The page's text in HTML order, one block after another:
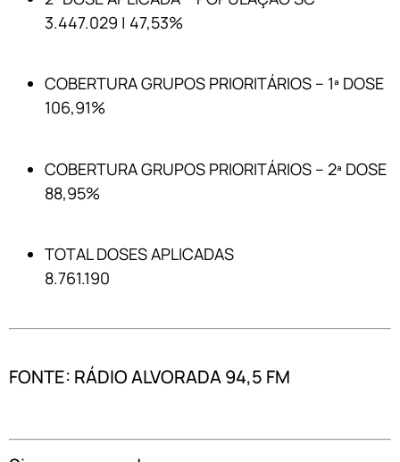
3.447.029 | 47,53%
COBERTURA GRUPOS PRIORITÁRIOS – 1ª DOSE
106,91%
COBERTURA GRUPOS PRIORITÁRIOS – 2ª DOSE
88,95%
TOTAL DOSES APLICADAS
8.761.190
FONTE: RÁDIO ALVORADA 94,5 FM